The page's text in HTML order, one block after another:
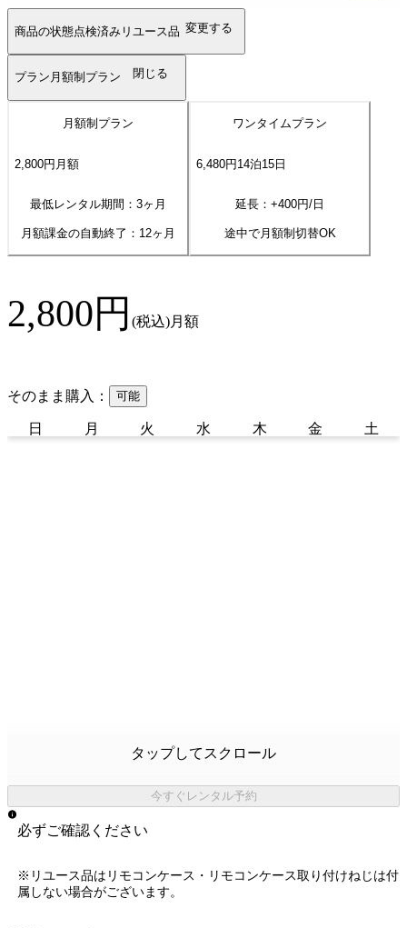
商品の状態点検済みリユース品 変更する
プラン 月額制プラン 閉じる
月額制プラン
2,800円 月額
最低レンタル期間：3ヶ月
月額課金の自動終了： 12ヶ月
ワンタイムプラン
6,480円14泊15日
延長：+400円/日
途中で月額制切替OK
2,800円 (税込)月額
そのまま購入： 可能
日 月 火 水 木 金 土
タップしてスクロール
今すぐレンタル予約
必ずご確認ください
※リユース品はリモコンケース・リモコンケース取り付けねじは付
属しない場合がございます。